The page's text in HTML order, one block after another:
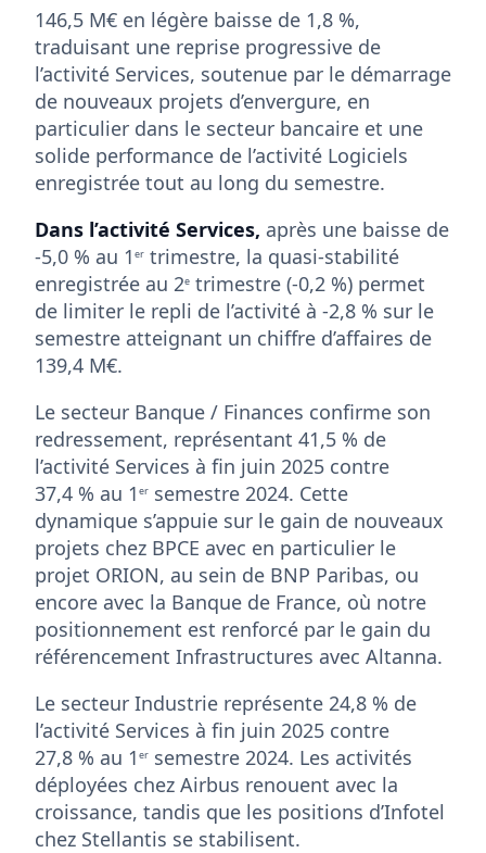
146,5 M€ en légère baisse de 1,8 %,
traduisant une reprise progressive de
l’activité Services, soutenue par le démarrage
de nouveaux projets d’envergure, en
particulier dans le secteur bancaire et une
solide performance de l’activité Logiciels
enregistrée tout au long du semestre.
Dans l’activité Services, après une baisse de
-5,0 % au 1 er trimestre, la quasi-stabilité
enregistrée au 2e trimestre (-0,2 %) permet
de limiter le repli de l’activité à -2,8 % sur le
semestre atteignant un chiffre d’affaires de
139,4 M€.
Le secteur Banque / Finances confirme son
redressement, représentant 41,5 % de
l’activité Services à fin juin 2025 contre
37,4 % au 1 er semestre 2024. Cette
dynamique s’appuie sur le gain de nouveaux
projets chez BPCE avec en particulier le
projet ORION, au sein de BNP Paribas, ou
encore avec la Banque de France, où notre
positionnement est renforcé par le gain du
référencement Infrastructures avec Altanna.
Le secteur Industrie représente 24,8 % de
l’activité Services à fin juin 2025 contre
27,8 % au 1 er semestre 2024. Les activités
déployées chez Airbus renouent avec la
croissance, tandis que les positions d’Infotel
chez Stellantis se stabilisent.